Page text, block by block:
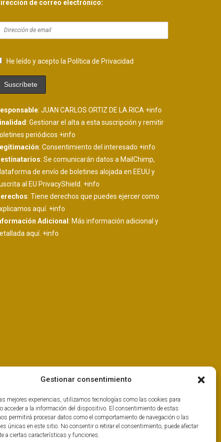
Gestionar consentimiento
mejores experiencias, utilizamos tecnologías como las cookies para
acceder a la información del dispositivo. El consentimiento de estas
permitirá procesar datos como el comportamiento de navegación o las
únicas en este sitio. No consentir o retirar el consentimiento, puede afectar
a ciertas características y funciones.
de correo electrónico:
He leído y acepto la Política de Privacidad
: JUAN CARLOS ORTIZ DE LA RICA +info
: Gestionar el alta a esta suscripción y remitir
periódicos +info
: Consentimiento del interesado +info
: Se comunicarán datos a MailChimp,
de envío de boletines alojada en EEUU y
al EU PrivacyShield. +info
: Tiene derechos que puedes ejercer como
aquí. +info
Adicional : Más información adicional y
aquí. +info